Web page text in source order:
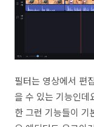
필터는 영상에서 편
을 수 있는 기능인데
한 그런 기능들이 기